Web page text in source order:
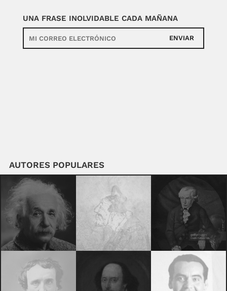
UNA FRASE INOLVIDABLE CADA MAÑANA
ENVIAR
AUTORES POPULARES